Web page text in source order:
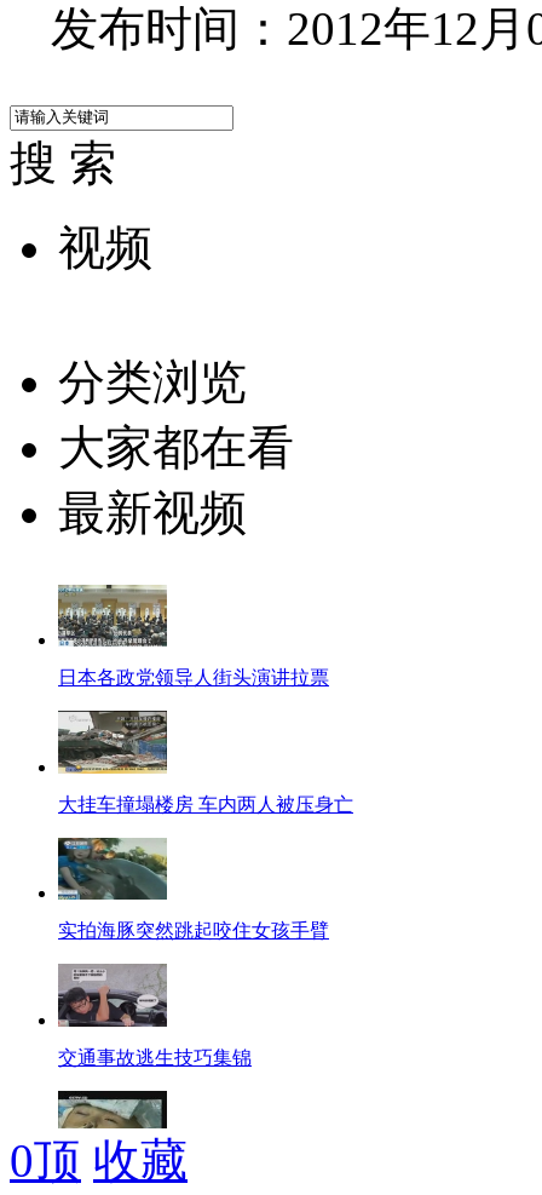
发布时间：2012年12月
搜 索
视频
分类浏览
大家都在看
最新视频
日本各政党领导人街头演讲拉票
大挂车撞塌楼房 车内两人被压身亡
实拍海豚突然跳起咬住女孩手臂
交通事故逃生技巧集锦
亲生母亲施毒手 三岁男童颅内出血昏迷
0顶 收藏